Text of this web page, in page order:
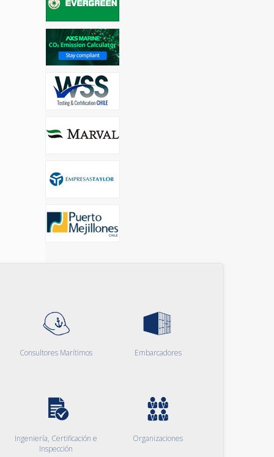
Consultores Marítimos Embarcadores
Ingeniería, Certificación e
Inspección
Organizaciones